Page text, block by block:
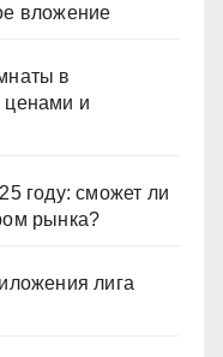
вложение
в
ценами и
году: сможет ли
рынка?
лига